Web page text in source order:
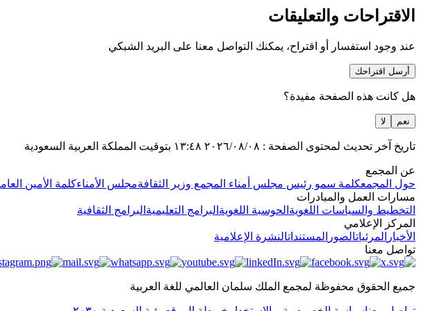
الاقتراحات والتعليقات
عند وجود استفسار أو اقتراح، يمكنك التواصل معنا على البريد الشبكي
أرسل اقتراحك
هل كانت هذه الصفحة مفيدة؟
نعم لا
تاريخ آخر تحديث لمحتوى الصفحة : ٢٠٢٦/٠٨/٠٨ ١٣:٤٨ بتوقيت المملكة العربية السعودية
عن المجمع
حول المجمعكلمة سمو رئيس مجلس أمناء المجمع وزير الثقافةمجلس الأمناءكلمة الأمين العام
مسارات العمل والمبادرات
التخطيط والسياسات اللغوية الحوسبة اللغوية البرامج التعليمية البرامج الثقافية
المركز الإعلامي
الأخبار المرئياتالصور المستنداتالنشرة الإعلامية
تواصل معنا
جميع الحقوق محفوظة لمجمع الملك سلمان العالمي للغة العربية